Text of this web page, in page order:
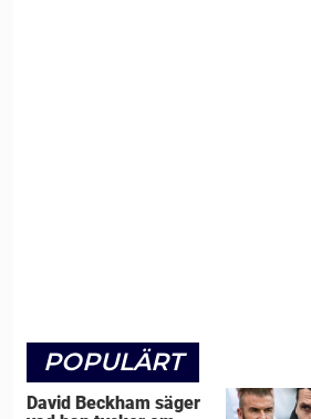
POPULÄRT
David Beckham säger